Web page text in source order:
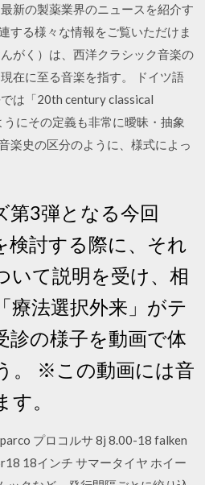
新の製薬業界のニュースを紹介す
する様々な情報をご覧いただけま
がく）は、西洋クラシック音楽の
在に至る音楽を指す。 ドイツ語
は「20th century classical
にその定義も非常に曖昧・抽象
楽史の区分のように、様式によっ
第3弾となる今回
検討する際に、それ
いて説明を受け、相
療法選択外来」がテ
診の様子を動画で体
。 ※この動画には音
。
プロコルサ 8j 8.00-18 falken
18インチ サマータイヤ ホイー